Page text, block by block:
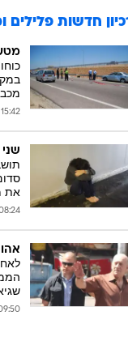
חדשות פלילים
מכביש 4
15:42 31/07/2014
את
31/07/2014
30/07/2014